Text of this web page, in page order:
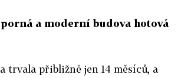
a moderní budova hotová
trvala přibližně jen 14 měsíců, a